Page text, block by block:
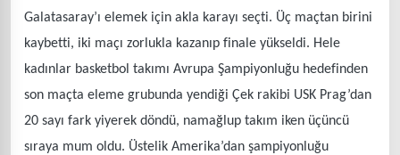
Galatasaray’ı elemek için akla karayı seçti. Üç maçtan birini
kaybetti, iki maçı zorlukla kazanıp finale yükseldi. Hele
kadınlar basketbol takımı Avrupa Şampiyonluğu hedefinden
son maçta eleme grubunda yendiği Çek rakibi USK Prag’dan
20 sayı fark yiyerek döndü, namağlup takım iken üçüncü
sıraya mum oldu. Üstelik Amerika’dan şampiyonluğu